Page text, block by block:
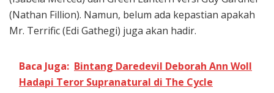
(Nathan Fillion). Namun, belum ada kepastian apakah
Mr. Terrific (Edi Gathegi) juga akan hadir.
Baca Juga: Bintang Daredevil Deborah Ann Woll
Hadapi Teror Supranatural di The Cycle